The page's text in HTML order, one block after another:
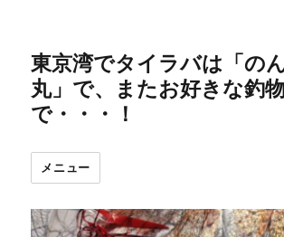
東京湾でタイラバは「の
丸」で、またお好きな釣
で・・・！
メニュー